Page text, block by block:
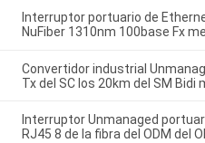
Interruptor portuario de
NuFiber 1310nm 100base Fx
Convertidor industrial
Tx del SC los 20km del SM Bidi
Interruptor Unmanaged
RJ45 8 de la fibra del ODM del